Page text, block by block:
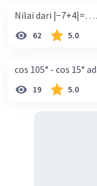
62 5.0
cos 105° - cos 15°
19 5.0